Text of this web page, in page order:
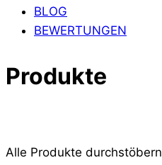
BLOG
BEWERTUNGEN
Produkte
Alle Produkte durchstöbern